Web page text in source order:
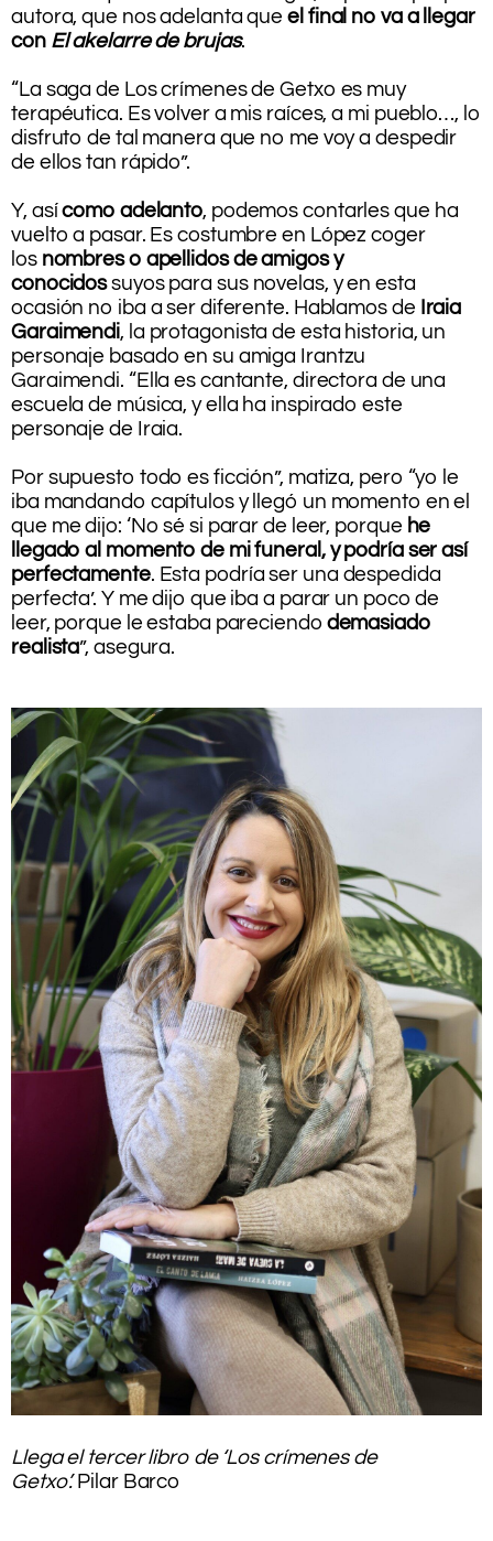
autora, que nos adelanta que el final no va a llegar
con El akelarre de brujas.
“La saga de Los crímenes de Getxo es muy
terapéutica. Es volver a mis raíces, a mi pueblo…, lo
disfruto de tal manera que no me voy a despedir
de ellos tan rápido”.
Y, asícomo adelanto, podemos contarles que ha
vuelto a pasar. Es costumbre en López coger
losnombres o apellidos de amigos y
conocidossuyos para sus novelas, y en esta
ocasión no iba a ser diferente. Hablamos de Iraia
Garaimendi, la protagonista de esta historia, un
personaje basado en su amiga Irantzu
Garaimendi. “Ella es cantante, directora de una
escuela de música, y ella ha inspirado este
personaje de Iraia.
Por supuesto todo es ficción”, matiza, pero “yo le
iba mandando capítulos y llegó un momento en el
que me dijo: ‘No sé si parar de leer, porque he
llegado al momento de mi funeral, y podría ser así
perfectamente. Esta podría ser una despedida
perfecta’. Y me dijo que iba a parar un poco de
leer, porque le estaba pareciendo demasiado
realista”, asegura.
Llega el tercer libro de ‘Los crímenes de
Getxo’.Pilar Barco